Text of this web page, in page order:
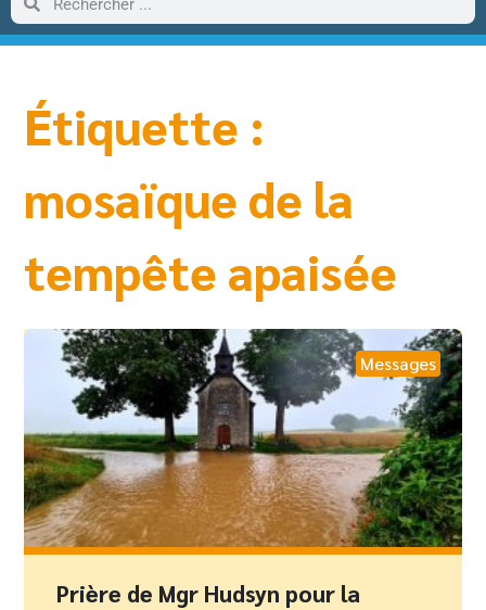
Étiquette :
mosaïque de la
tempête apaisée
Messages
Prière de Mgr Hudsyn pour la